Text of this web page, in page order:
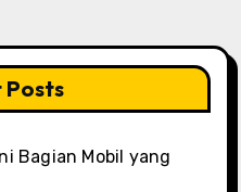
Posts
Bagian Mobil yang